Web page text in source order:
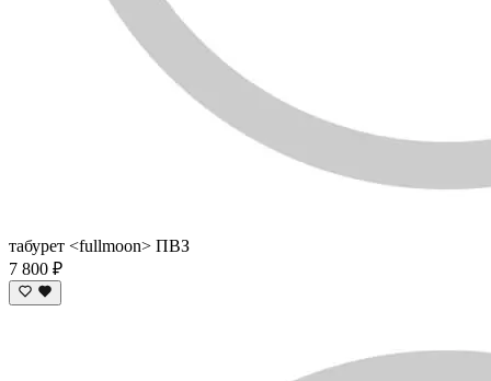
табурет <fullmoon> ПВЗ
7 800 ₽